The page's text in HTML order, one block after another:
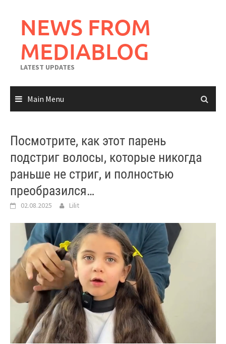
contentNEWS FROM
MEDIABLOG
LATEST UPDATES
Main Menu
Посмотрите, как этот парень
подстриг волосы, которые никогда
раньше не стриг, и полностью
преобразился…
02.08.2025 Lilit